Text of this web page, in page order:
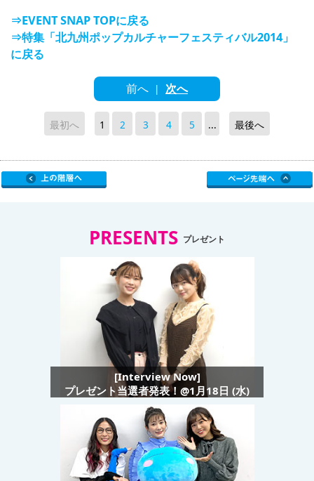
⇒EVENT SNAP TOPに戻る
⇒特集「北九州ポップカルチャーフェスティバル2014」
に戻る
前へ | 次へ
最初へ 1 2 3 4 5 ... 最後へ
PRESENTS プレゼント
[Interview Now]
プレゼント当選者発表！@1月18日 (水)